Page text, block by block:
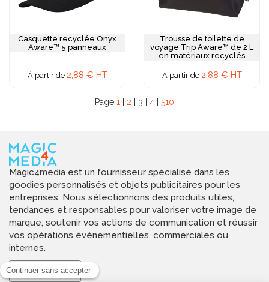
Casquette recyclée Onyx
Aware™ 5 panneaux
À partir de 2,88 € HT
Trousse de toilette de
voyage Trip Aware™ de 2 L
en matériaux recyclés
À partir de 2,88 € HT
Page 1 2 | 3 | 4 510
Magic4media est un fournisseur spécialisé dans les
goodies personnalisés et objets publicitaires pour les
entreprises. Nous sélectionnons des produits utiles,
tendances et responsables pour valoriser votre image de
marque, soutenir vos actions de communication et réussir
vos opérations événementielles, commerciales ou
internes.
Magic4media